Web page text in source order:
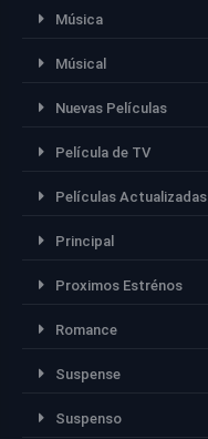
Música
Músical
Nuevas Películas
Película de TV
Películas Actualizadas
Principal
Proximos Estrénos
Romance
Suspense
Suspenso